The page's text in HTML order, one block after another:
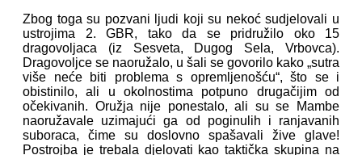
Zbog toga su pozvani ljudi koji su nekoć sudjelovali u
ustrojima 2. GBR, tako da se pridružilo oko 15
dragovoljaca (iz Sesveta, Dugog Sela, Vrbovca).
Dragovoljce se naoružalo, u šali se govorilo kako „sutra
više neće biti problema s opremljenošću“, što se i
obistinilo, ali u okolnostima potpuno drugačijim od
očekivanih. Oružja nije ponestalo, ali su se Mambe
naoružavale uzimajući ga od poginulih i ranjavanih
suboraca, čime su doslovno spašavali žive glave!
Postrojba je trebala djelovati kao taktička skupina na